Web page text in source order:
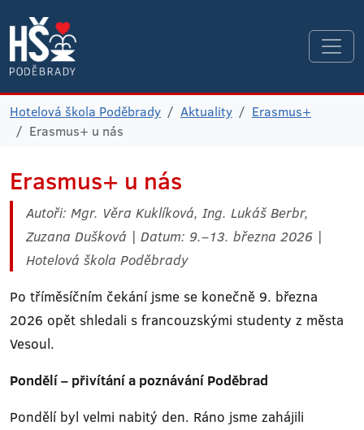
Hotelová škola Poděbrady Aktuality
Erasmus+
Erasmus+ u nás
Erasmus+ u nás
Autoři: Mgr. Věra Kuklíková, Ing. Lukáš Berbr,
Zuzana Dušková | Datum: 9.–13. března 2026 |
Hotelová škola Poděbrady
Po tříměsíčním čekání jsme se konečně 9. března
2026 opět shledali s francouzskými studenty z města
Vesoul.
Pondělí – přivítání a poznávání Poděbrad
Pondělí byl velmi nabitý den. Ráno jsme zahájili